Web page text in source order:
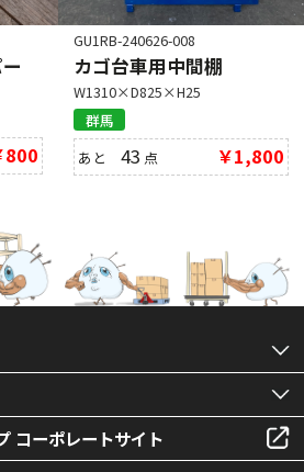
800
GU1RB-240626-008
カゴ台車用中間棚
W1310×D825×H25
群馬
あと43 点 ￥1,800
コーポレートサイト